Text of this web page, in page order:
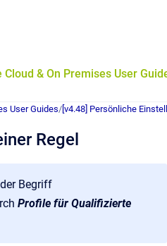
Cloud & On Premises User
User Guides/ [v4.48] Persönliche
Regel
Begriff
Profile für Qualifizierte